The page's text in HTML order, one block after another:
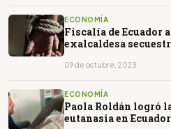
ECONOMÍA
Fiscalía de Ecuador
exalcaldesa
09 de octubre, 2023
ECONOMÍA
Paola Roldán logró
eutanasia en Ecuador